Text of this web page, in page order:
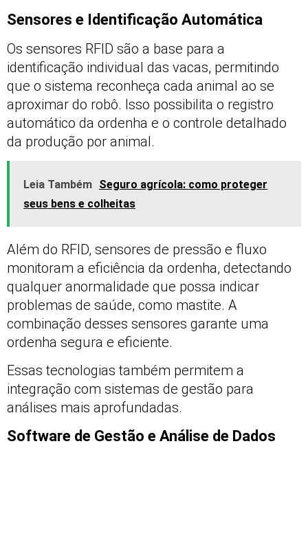
Sensores e Identificação Automática
Os sensores RFID são a base para a
identificação individual das vacas, permitindo
que o sistema reconheça cada animal ao se
aproximar do robô. Isso possibilita o registro
automático da ordenha e o controle detalhado
da produção por animal.
Leia Também Seguro agrícola: como proteger
seus bens e colheitas
Além do RFID, sensores de pressão e fluxo
monitoram a eficiência da ordenha, detectando
qualquer anormalidade que possa indicar
problemas de saúde, como mastite. A
combinação desses sensores garante uma
ordenha segura e eficiente.
Essas tecnologias também permitem a
integração com sistemas de gestão para
análises mais aprofundadas.
Software de Gestão e Análise de Dados